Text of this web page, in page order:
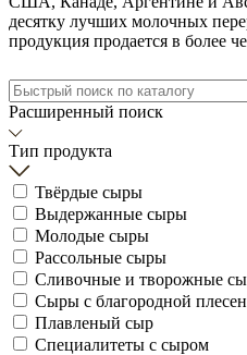
десятку лучших молочных
продукция продается в более
Расширенный поиск
Тип продукта
Твёрдые сыры
Выдержанные сыры
Молодые сыры
Рассольные сыры
Сливочные и творожные
Сыры с благородной
Плавленый сыр
Специалитеты с сыром